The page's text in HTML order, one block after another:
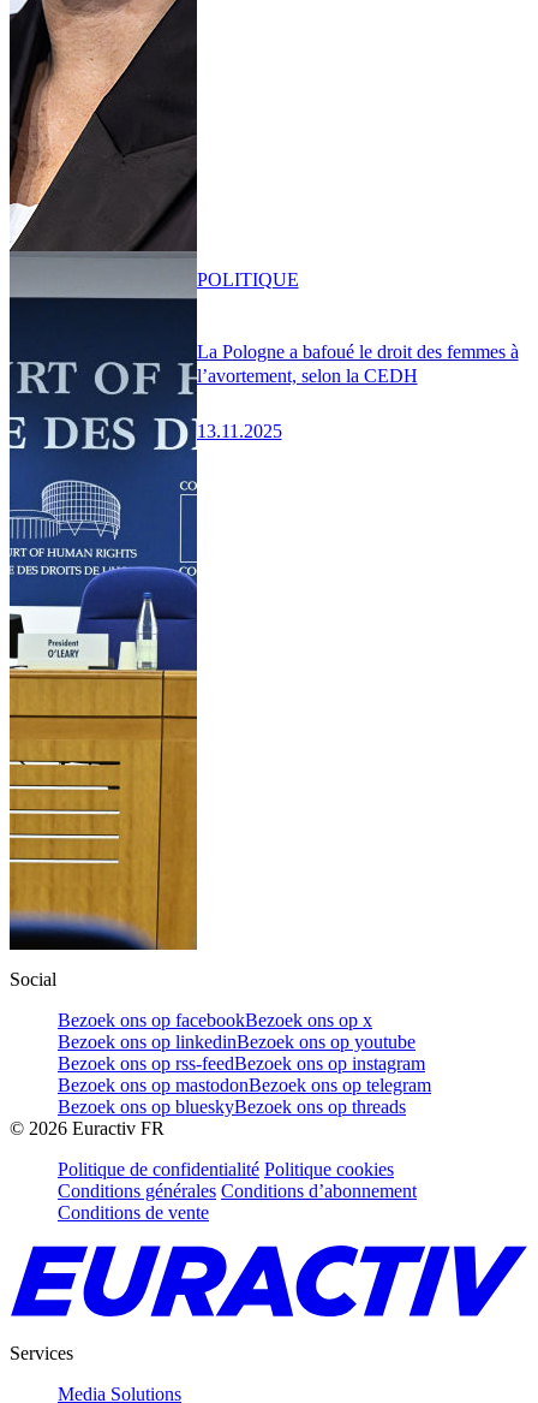
La Pologne a bafoué le droit des femmes à
l’avortement, selon la CEDH
13.11.2025
POLITIQUE
Social
Bezoek ons op facebookBezoek ons op x
Bezoek ons op linkedinBezoek ons op youtube
Bezoek ons op rss-feedBezoek ons op instagram
Bezoek ons op mastodonBezoek ons op telegram
Bezoek ons op blueskyBezoek ons op threads
© 2026 Euractiv FR
Politique de confidentialité Politique cookies
Conditions générales Conditions d’abonnement
Conditions de vente
Services
Media Solutions